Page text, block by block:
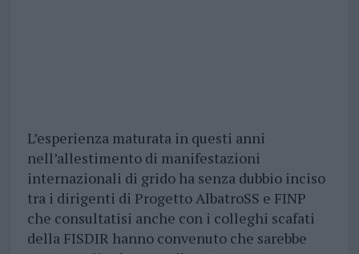
L’esperienza maturata in questi anni
nell’allestimento di manifestazioni
internazionali di grido ha senza dubbio inciso
tra i dirigenti di Progetto AlbatroSS e FINP
che consultatisi anche con i colleghi scafati
della FISDIR hanno convenuto che sarebbe